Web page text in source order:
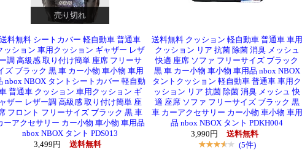
売り切れ
送料無料 シートカバー 軽自動車 普通車
ッション 車用クッション ギャザー レザ
調 高級感 取り付け簡単 座席 フリーサ
ズ ブラック 黒 車 カー小物 車小物 車用
nbox NBOX タントシートカバー 軽自動
普通車 クッション 車用クッション ギ
ザー レザー調 高級感 取り付け簡単 座
フロント フリーサイズ ブラック 黒 車
ーアクセサリー カー小物 車小物 車用品
nbox NBOX タント PDS013
3,499円
送料無料
送料無料 クッション 軽自動車 普通車 車用
クッション リア 抗菌 除菌 消臭 メッシュ
快適 座席 ソファ フリーサイズ ブラック
黒 車 カー小物 車小物 車用品 nbox NBOX
タントクッション 軽自動車 普通車 車用ク
ッション リア 抗菌 除菌 消臭 メッシュ 快
適 座席 ソファ フリーサイズ ブラック 黒
車 カーアクセサリー カー小物 車小物 車用
品 nbox NBOX タント PDKH004
3,990円
送料無料
(5件)